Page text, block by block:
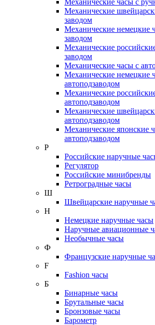
Механические часы с
Механические
заводом
Механические немецкие
заводом
Механические
заводом
Механические часы с
Механические немецкие
автоподзаводом
Механические
автоподзаводом
Механические
автоподзаводом
Механические японские
автоподзаводом
Р
Российские наручные
Регулятор
Российские минибренды
Ретроградные часы
Ш
Швейцарские наручные
Н
Немецкие наручные часы
Наручные авиационные
Необычные часы
Ф
Французские наручные
F
Fashion часы
Б
Бинарные часы
Брутальные часы
Бронзовые часы
Барометр